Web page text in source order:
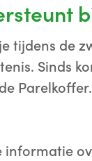
tijdens de
Sinds
Parelkoffer.
informatie